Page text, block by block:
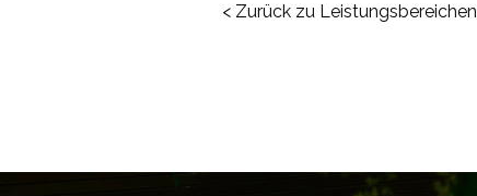
< Zurück zu Leistungsbereichen